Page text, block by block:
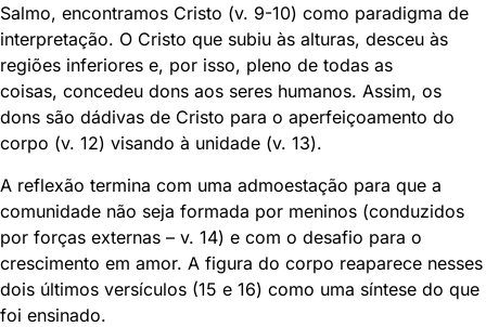
Salmo, encontramos Cristo (v. 9-10) como paradigma de
interpretação. O Cristo que subiu às alturas, desceu às
regiões inferiores e, por isso, pleno de todas as
coisas, concedeu dons aos seres humanos. Assim, os
dons são dádivas de Cristo para o aperfeiçoamento do
corpo (v. 12) visando à unidade (v. 13).
A reflexão termina com uma admoestação para que a
comunidade não seja formada por meninos (conduzidos
por forças externas – v. 14) e com o desafio para o
crescimento em amor. A figura do corpo reaparece nesses
dois últimos versículos (15 e 16) como uma síntese do que
foi ensinado.